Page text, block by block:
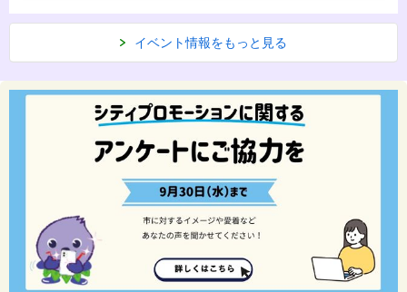
イベント情報をもっと見る